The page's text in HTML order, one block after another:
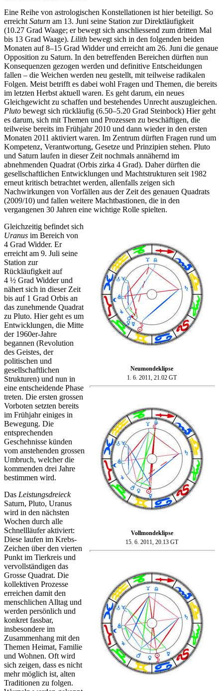
Eine Reihe von astrologischen Konstellationen ist hier beteiligt. So
erreicht Saturn am 13. Juni seine Station zur Direktläufigkeit
(10.27 Grad Waage; er bewegt sich anschliessend zum dritten Mal
bis 13 Grad Waage). Lilith bewegt sich in den folgenden beiden
Monaten auf 8–15 Grad Widder und erreicht am 26. Juni die genaue
Opposition zu Saturn. In den betreffenden Bereichen dürften nun
Konsequenzen gezogen werden und definitive Entscheidungen
fallen – die Weichen werden neu gestellt, mit teilweise radikalen
Folgen. Meist betrifft es dabei wohl Fragen und Themen, die bereits
im letzten Herbst aktuell waren. Es geht darum, ein neues
Gleichgewicht zu schaffen und bestehendes Unrecht auszugleichen.
Pluto bewegt sich rückläufig (6.50–5.20 Grad Steinbock) Hier geht
es darum, sich mit Themen und Prozessen zu beschäftigen, die
teilweise bereits im Frühjahr 2010 und dann wieder in den ersten
Monaten 2011 aktiviert waren. Im Zentrum dürften Fragen rund um
Kompetenz, Verantwortung, Gesetze und Prinzipien stehen. Pluto
und Saturn laufen in dieser Zeit nochmals annähernd im
abnehmenden Quadrat (Orbis zirka 4 Grad). Daher dürften die
gesellschaftlichen Entwicklungen und Machtstrukturen seit 1982
erneut kritisch betrachtet werden, allenfalls zeigen sich
Nachwirkungen von Vorfällen aus der Zeit des genauen Quadrats
(2009/10) und fallen weitere Machtbastionen, die in den
vergangenen 30 Jahren eine wichtige Rolle spielten.
Neumondeklipse
1. 6. 2011, 21.02 GT
Vollmondeklipse
15. 6. 2011, 20.13 GT
Gleichzeitig befindet sich
Uranus im Bereich von
4 Grad Widder. Er
erreicht am 9. Juli seine
Station zur
Rückläufigkeit auf
4 ½ Grad Widder und
nähert sich in dieser Zeit
bis auf 1 Grad Orbis an
das zunehmende Quadrat
zu Pluto. Hier geht es um
Entwicklungen, die Mitte
der 1960er-Jahre
begannen (Revolution
des Geistes, der
politischen und
gesellschaftlichen
Strukturen) und nun in
eine entscheidende Phase
treten. Die ersten grossen
Vorboten setzten bereits
im Frühjahr einiges in
Bewegung. Die
entsprechenden
Geschehnisse künden
vom anstehenden grossen
Umbruch, welcher die
kommenden drei Jahre
bestimmen wird.
Das Leistungsdreieck
Saturn, Pluto, Uranus
wird in den nächsten
Wochen durch alle
Schnellläufer aktiviert:
Diese laufen im Krebs-
Zeichen über den vierten
Punkt im Tierkreis und
vervollständigen das
Grosse Quadrat. Die
kollektiven Prozesse
erreichen damit den
menschlichen Alltag und
werden persönlich und
konkret fassbar,
insbesondere im
Zusammenhang mit den
Themen Heimat, Familie
und Wohnen. Oft wird
sich zeigen, dass es nicht
mehr möglich ist, alten
Traditionen zu folgen.